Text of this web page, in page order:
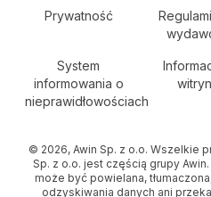
Secondary Footer Navigation
Prywatność
System
informowania o
nieprawidłowościach
© 2026, Awin Sp. z o.o. Wszelkie
Sp. z o.o. jest częścią grupy
może być powielana,
odzyskiwania danych ani